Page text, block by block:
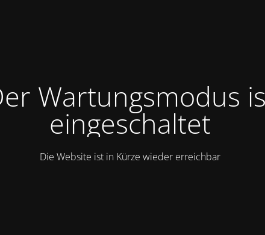
Wartungsmodus
eingeschaltet
Die Website ist in Kürze wieder erreichbar